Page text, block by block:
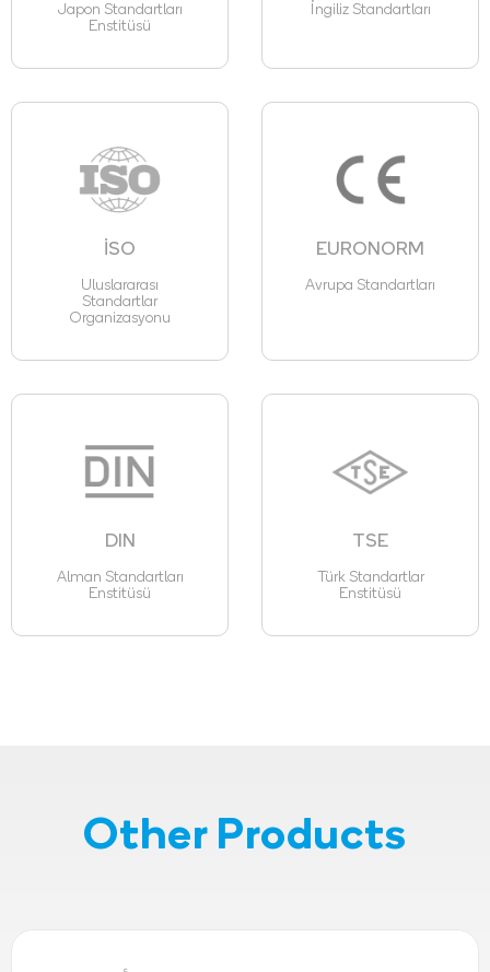
Japon Standartları
Enstitüsü
İngiliz Standartları
İSO
Uluslararası
Standartlar
Organizasyonu
EURONORM
Avrupa Standartları
DIN
Alman Standartları
Enstitüsü
TSE
Türk Standartlar
Enstitüsü
Other Products